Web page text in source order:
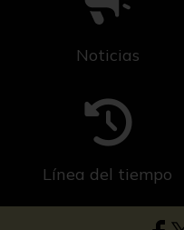
Noticias
Línea del tiempo